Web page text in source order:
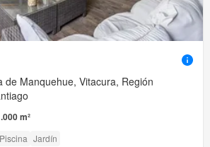
de Manquehue, Vitacura, Región
m²
Piscina Jardín